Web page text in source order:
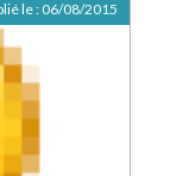
le : 06/08/2015